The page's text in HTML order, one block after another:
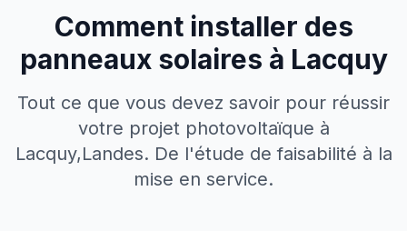
Comment installer des
panneaux solaires à Lacquy
Tout ce que vous devez savoir pour réussir
votre projet photovoltaïque à
Lacquy,Landes. De l'étude de faisabilité à la
mise en service.